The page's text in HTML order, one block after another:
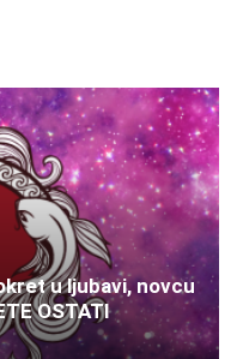
u ljubavi, novcu
OSTATI